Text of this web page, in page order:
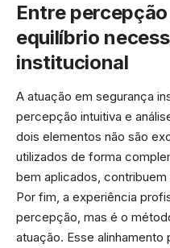
Entre
equilíbrio
institucional
A atuação em segurança
percepção intuitiva e
dois elementos não são
utilizados de forma
bem aplicados,
Por fim, a experiência
percepção, mas é o
atuação. Esse